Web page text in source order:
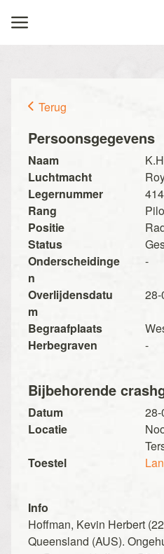
Terug
Persoonsgegevens
Naam
Luchtmacht
Legernummer
Rang
Positie
Status
Onderscheidinge
n
-
Overlijdensdatu
m
Begraafplaats
Herbegraven
-
Bijbehorende
Datum
Locatie
Toestel
Info
Hoffman, Kevin Herbert
Queensland (AUS).